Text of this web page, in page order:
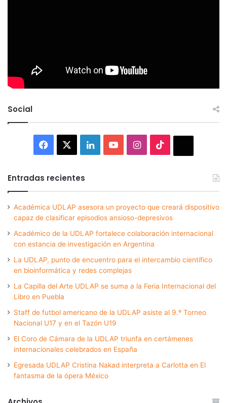
Social
Facebook LinkedInYouTubeInstagram
Entradas recientes
Académica UDLAP asesora un proyecto que creará dispositivo
capaz de clasificar episodios ansioso-depresivos
Académico de la UDLAP fortalece colaboración internacional
con estancia de investigación en Argentina
La UDLAP, punto de encuentro para el intercambio científico
en bioinformática y redes complejas
La Capilla del Arte UDLAP se suma a la Feria Internacional del
Libro en Puebla
Staff de futbol americano de la UDLAP asiste al 9.º Torneo
Nacional U17 y en el Tazón U19
El Coro de Cámara de la UDLAP triunfa en certámenes
internacionales celebrados en España
Egresada UDLAP Cristina Nakad interpreta a Carlotta en El
fantasma de la ópera México